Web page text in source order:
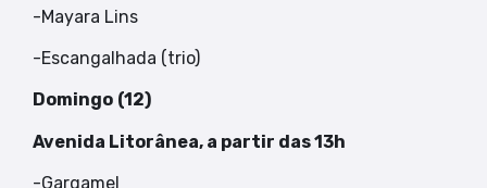
-Mayara Lins
-Escangalhada (trio)
Domingo (12)
Avenida Litorânea, a partir das 13h
-Gargamel